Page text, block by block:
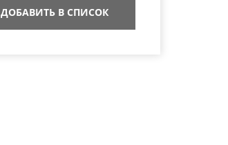
ДОБАВИТЬ В СПИСОК